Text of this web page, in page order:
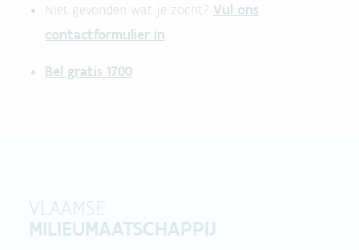
Niet gevonden wat je zocht? Vul ons
contactformulier in.
Bel gratis 1700
VLAAMSE
MILIEUMAATSCHAPPIJ